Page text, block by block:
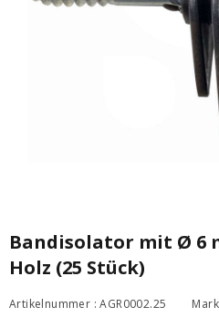
Bandisolator mit Ø 6
Holz (25 Stück)
Artikelnummer : AGR0002.25